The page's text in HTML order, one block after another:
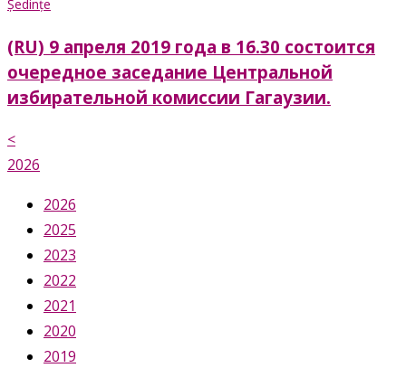
Ședințe
(RU) 9 апреля 2019 года в 16.30 состоится
очередное заседание Центральной
избирательной комиссии Гагаузии.
<
2026
2026
2025
2023
2022
2021
2020
2019